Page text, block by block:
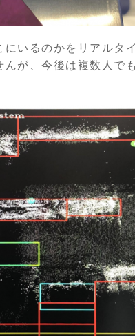
いるのかをリアルタ
が、今後は複数人で